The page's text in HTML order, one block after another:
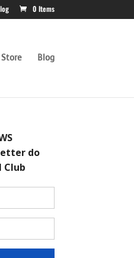
0 Items
Store Blog